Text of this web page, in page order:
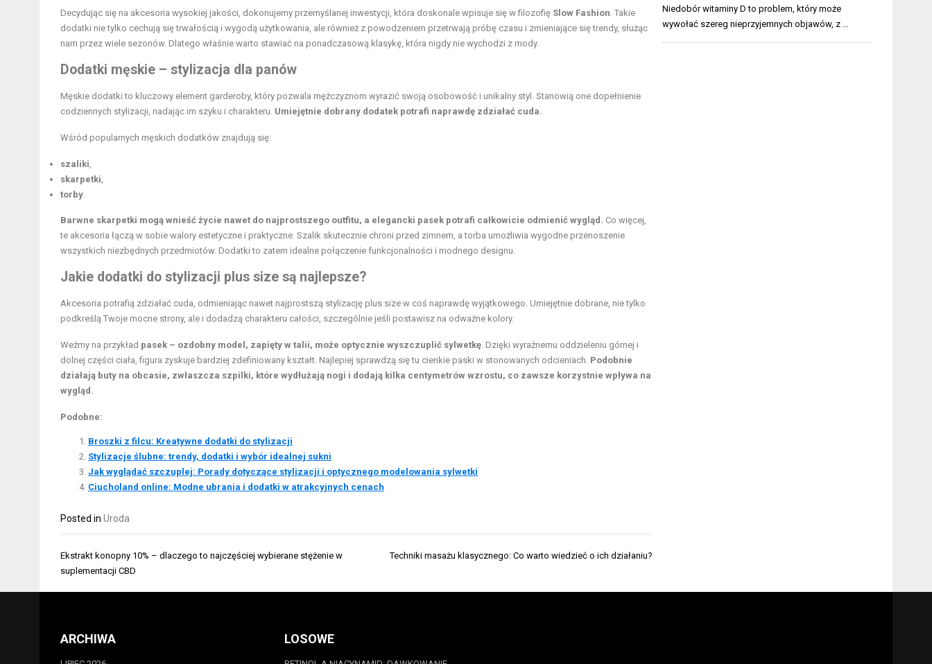
Decydując się na akcesoria wysokiej jakości, dokonujemy przemyślanej inwestycji, która doskonale wpisuje się w filozofię Slow Fashion. Takie
dodatki nie tylko cechują się trwałością i wygodą użytkowania, ale również z powodzeniem przetrwają próbę czasu i zmieniające się trendy, służąc
nam przez wiele sezonów. Dlatego właśnie warto stawiać na ponadczasową klasykę, która nigdy nie wychodzi z mody.
Dodatki męskie – stylizacja dla panów
Męskie dodatki to kluczowy element garderoby, który pozwala mężczyznom wyrazić swoją osobowość i unikalny styl. Stanowią one dopełnienie
codziennych stylizacji, nadając im szyku i charakteru. Umiejętnie dobrany dodatek potrafi naprawdę zdziałać cuda.
Wśród popularnych męskich dodatków znajdują się:
szaliki,
skarpetki,
torby.
Barwne skarpetki mogą wnieść życie nawet do najprostszego outfitu, a elegancki pasek potrafi całkowicie odmienić wygląd. Co więcej,
te akcesoria łączą w sobie walory estetyczne i praktyczne. Szalik skutecznie chroni przed zimnem, a torba umożliwia wygodne przenoszenie
wszystkich niezbędnych przedmiotów. Dodatki to zatem idealne połączenie funkcjonalności i modnego designu.
Jakie dodatki do stylizacji plus size są najlepsze?
Akcesoria potrafią zdziałać cuda, odmieniając nawet najprostszą stylizację plus size w coś naprawdę wyjątkowego. Umiejętnie dobrane, nie tylko
podkreślą Twoje mocne strony, ale i dodadzą charakteru całości, szczególnie jeśli postawisz na odważne kolory.
Weźmy na przykład pasek – ozdobny model, zapięty w talii, może optycznie wyszczuplić sylwetkę. Dzięki wyraźnemu oddzieleniu górnej i
dolnej części ciała, figura zyskuje bardziej zdefiniowany kształt. Najlepiej sprawdzą się tu cienkie paski w stonowanych odcieniach. Podobnie
działają buty na obcasie, zwłaszcza szpilki, które wydłużają nogi i dodają kilka centymetrów wzrostu, co zawsze korzystnie wpływa na
wygląd.
Podobne:
Broszki z filcu: Kreatywne dodatki do stylizacji
Stylizacje ślubne: trendy, dodatki i wybór idealnej sukni
Jak wyglądać szczuplej: Porady dotyczące stylizacji i optycznego modelowania sylwetki
Ciucholand online: Modne ubrania i dodatki w atrakcyjnych cenach
Posted in Uroda
Nawigacja
wpisu
Ekstrakt konopny 10% – dlaczego to najczęściej wybierane stężenie w
suplementacji CBD
Techniki masażu klasycznego: Co warto wiedzieć o ich działaniu?
Niedobór witaminy D to problem, który może
wywołać szereg nieprzyjemnych objawów, z …
ARCHIWA LOSOWE